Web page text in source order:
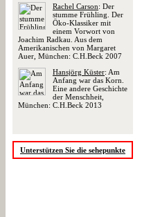
Rachel Carson: Der
stumme Frühling. Der
Öko-Klassiker mit
einem Vorwort von
Joachim Radkau. Aus dem
Amerikanischen von Margaret
Auer, München: C.H.Beck 2007
Hansjörg Küster: Am
Anfang war das Korn.
Eine andere Geschichte
der Menschheit,
München: C.H.Beck 2013
Unterstützen Sie die sehepunkte